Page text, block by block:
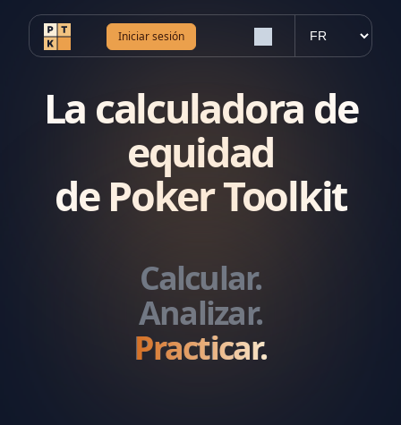
Iniciar sesión
La calculadora de
equidad
de Poker Toolkit
Calcular.
Analizar.
Practicar.